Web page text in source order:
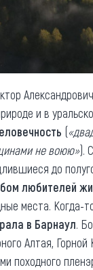
и в
(
не воюю»).
до
любителей
места. Когда-
в Барнаул.
Алтая,
походного